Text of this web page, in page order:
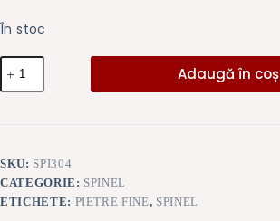
În stoc
Cantitate
Spinel
roz
Adaugă în coș
SKU: SPI304
CATEGORIE: SPINEL
ETICHETE: PIETRE FINE, SPINEL